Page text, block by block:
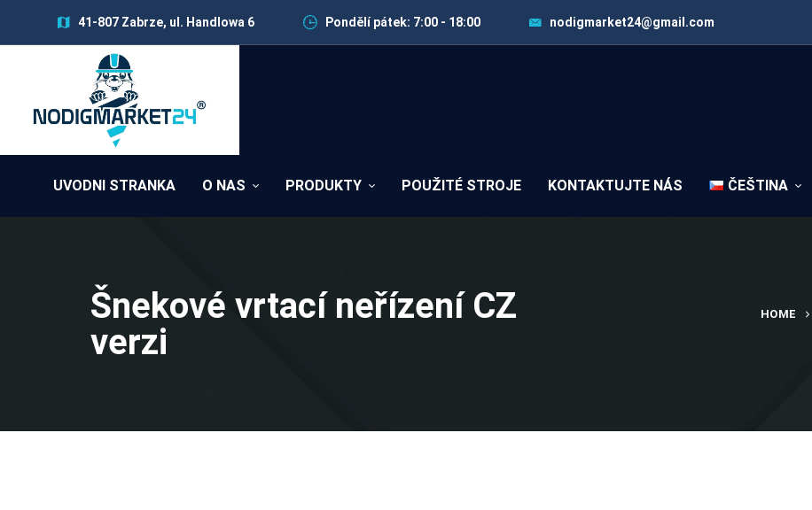
41-807 Zabrze, ul. Handlowa 6 Pondělí pátek: 7:00 - 18:00 nodigmarket24@gmail.com
UVODNI STRANKA O NAS PRODUKTY POUŽITÉ STROJE KONTAKTUJTE NÁS ČEŠTINA
Šnekové vrtací neřízení CZ
verzi
HOME